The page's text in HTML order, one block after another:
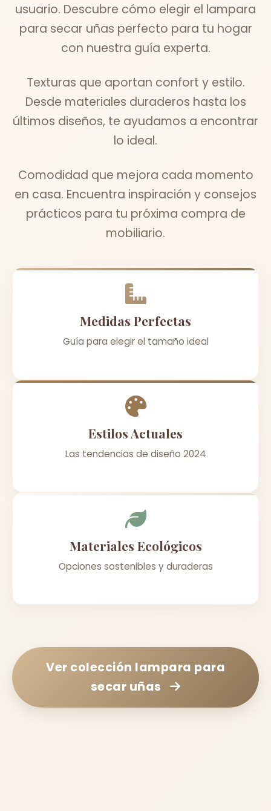
usuario. Descubre cómo elegir el lampara
para secar uñas perfecto para tu hogar
con nuestra guía experta.
Texturas que aportan confort y estilo.
Desde materiales duraderos hasta los
últimos diseños, te ayudamos a encontrar
lo ideal.
Comodidad que mejora cada momento
en casa. Encuentra inspiración y consejos
prácticos para tu próxima compra de
mobiliario.
Medidas Perfectas
Guía para elegir el tamaño ideal
Estilos Actuales
Las tendencias de diseño 2024
Materiales Ecológicos
Opciones sostenibles y duraderas
Ver colección lampara para
secar uñas